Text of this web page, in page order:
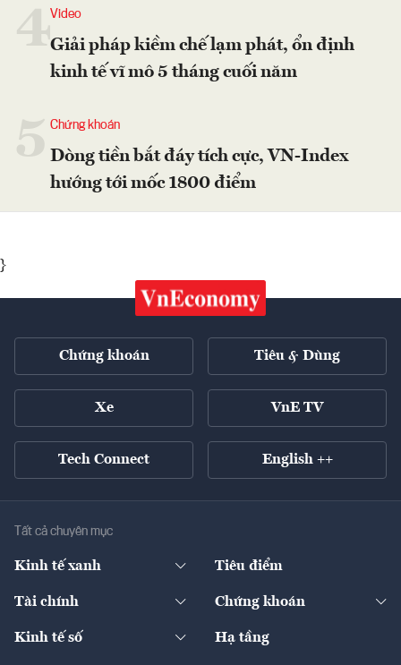
4Video
Giải pháp kiềm chế lạm phát, ổn định
kinh tế vĩ mô 5 tháng cuối năm
Chứng khoán
Dòng tiền bắt đáy tích cực, VN-Index
hướng tới mốc 1800 điểm
}
Chứng khoán Tiêu & Dùng
Xe VnE TV
Tech Connect English ++
Tất cả chuyên mục
Kinh tế xanh Tiêu điểm
Tài chính
Ngân hàng
Chứng khoán
Doanh nghiệp niêm yết
Kinh tế số Hạ tầng